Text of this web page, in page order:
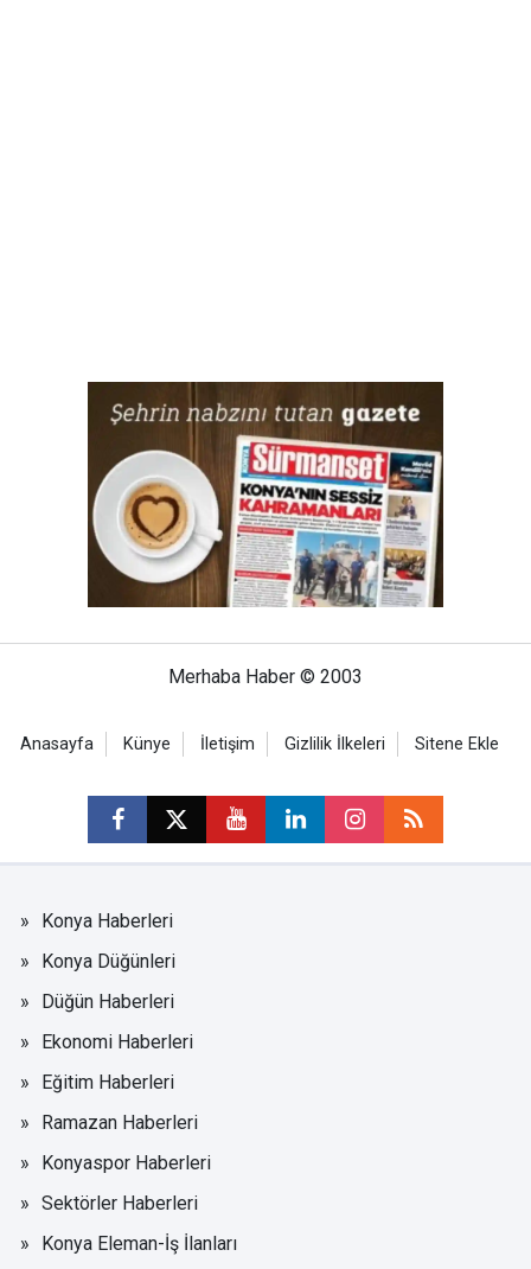
Merhaba Haber © 2003
Anasayfa Künye İletişim Gizlilik İlkeleri Sitene Ekle
Konya Haberleri
Konya Düğünleri
Düğün Haberleri
Ekonomi Haberleri
Eğitim Haberleri
Ramazan Haberleri
Konyaspor Haberleri
Sektörler Haberleri
Konya Eleman-İş İlanları